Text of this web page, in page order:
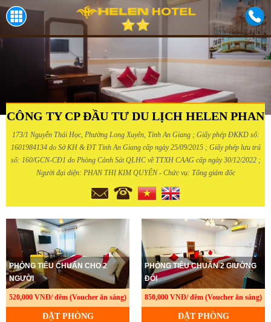
CÔNG TY CP ĐẦU TƯ DU LỊCH HELEN PHAN
173/1 Nguyễn Thái Học, Phường Long Xuyên, Tỉnh An Giang ; Giấy phép ĐKKD số:
1601984134 do Sở KH & ĐT Tỉnh An Giang cấp ngày 25/09/2015 ; Giấy phép lưu trú
số: 160/GCN-CĐ1 do Phòng Cảnh Sát QLHC về TTXH CAAG cấp ngày 30/12/2022 ;
Người đại diện: PHAN THỊ KIM QUYÊN - Chức vụ: Tổng giám đốc
PHÒNG TIÊU CHUẨN CHO 2
NGƯỜI
520,000 VNĐ/ đêm (Voucher ăn sáng)
ĐẶT PHÒNG
PHÒNG TIÊU CHUẨN 2 GIƯỜNG
ĐÔI
850,000 VNĐ/ đêm (Voucher ăn sáng)
ĐẶT PHÒNG